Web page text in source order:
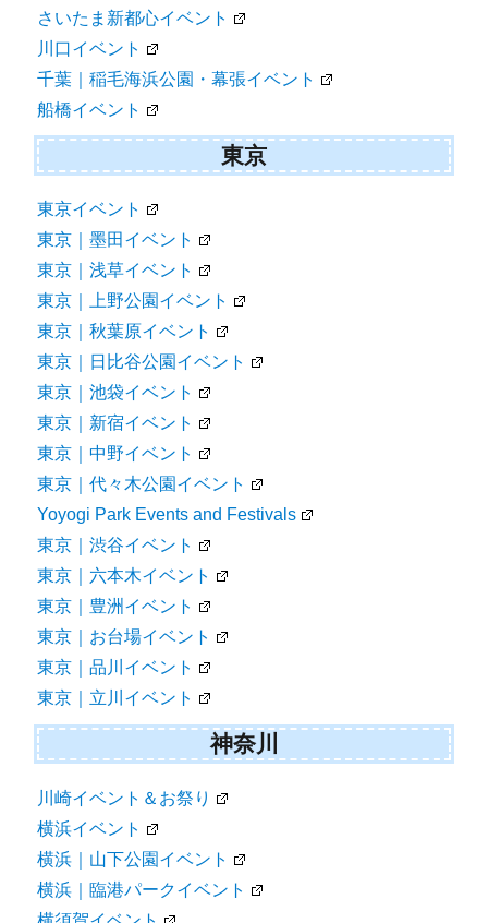
さいたま新都心イベント
川口イベント
千葉｜稲毛海浜公園・幕張イベント
船橋イベント
東京
東京イベント
東京｜墨田イベント
東京｜浅草イベント
東京｜上野公園イベント
東京｜秋葉原イベント
東京｜日比谷公園イベント
東京｜池袋イベント
東京｜新宿イベント
東京｜中野イベント
東京｜代々木公園イベント
Yoyogi Park Events and Festivals
東京｜渋谷イベント
東京｜六本木イベント
東京｜豊洲イベント
東京｜お台場イベント
東京｜品川イベント
東京｜立川イベント
神奈川
川崎イベント＆お祭り
横浜イベント
横浜｜山下公園イベント
横浜｜臨港パークイベント